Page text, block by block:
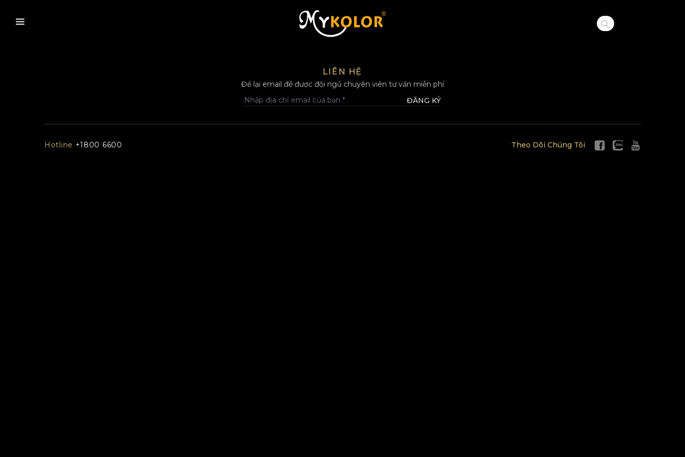
MYKOLOR
LIÊN HỆ
Để lại email để được đội ngũ chuyên viên tư vấn miễn phí
ĐĂNG KÝ
Hotline +1800 6600 Theo Dõi Chúng Tôi